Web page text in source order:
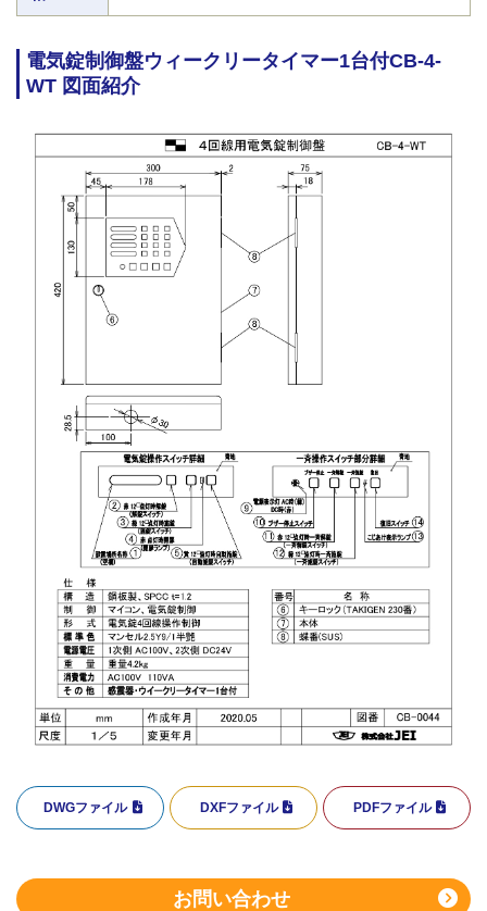
電気錠制御盤ウィークリータイマー1台付CB-4-
WT 図面紹介
DWGファイル DXFファイル PDFファイル
お問い合わせ